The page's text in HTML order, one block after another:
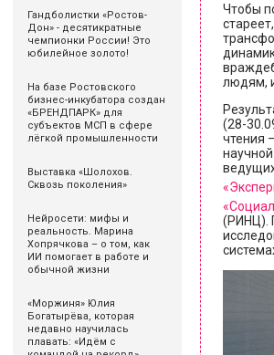
Гандболистки «Ростов-
Дон» - десятикратные
чемпионки России! Это
юбилейное золото!
На базе Ростовского
бизнес-инкубатора создан
«БРЕНДПАРК» для
субъектов МСП в сфере
лёгкой промышленности
Выставка «Шолохов.
Сквозь поколения»
Нейросети: мифы и
реальность. Марина
Хопрячкова – о том, как
ИИ помогает в работе и
обычной жизни
«Моржиня» Юлия
Богатырёва, которая
недавно научилась
плавать: «Идём с
Чтобы
людям,
(28-
чтения
(РИНЦ).